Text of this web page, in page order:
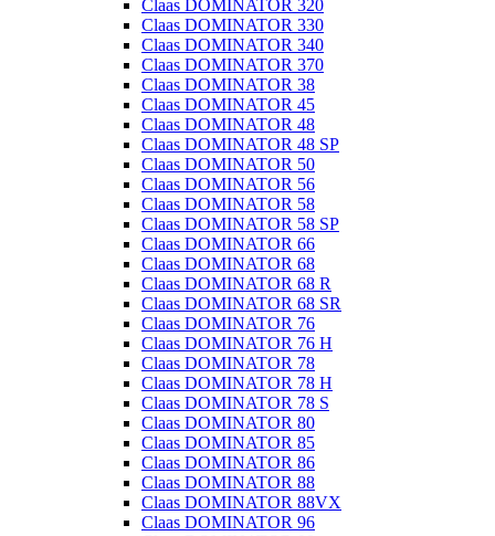
Claas DOMINATOR 320
Claas DOMINATOR 330
Claas DOMINATOR 340
Claas DOMINATOR 370
Claas DOMINATOR 38
Claas DOMINATOR 45
Claas DOMINATOR 48
Claas DOMINATOR 48 SP
Claas DOMINATOR 50
Claas DOMINATOR 56
Claas DOMINATOR 58
Claas DOMINATOR 58 SP
Claas DOMINATOR 66
Claas DOMINATOR 68
Claas DOMINATOR 68 R
Claas DOMINATOR 68 SR
Claas DOMINATOR 76
Claas DOMINATOR 76 H
Claas DOMINATOR 78
Claas DOMINATOR 78 H
Claas DOMINATOR 78 S
Claas DOMINATOR 80
Claas DOMINATOR 85
Claas DOMINATOR 86
Claas DOMINATOR 88
Claas DOMINATOR 88VX
Claas DOMINATOR 96